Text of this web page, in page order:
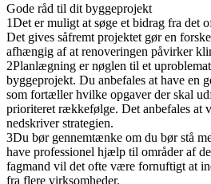
Gode råd til dit byggeprojekt
1Det er muligt at søge et bidrag fra det
Det gives såfremt projektet gør en
afhængig af at renoveringen påvirker
2Planlægning er nøglen til et
byggeprojekt. Du anbefales at have en
som fortæller hvilke opgaver der skal
prioriteret rækkefølge. Det anbefales at
nedskriver strategien.
3Du bør gennemtænke om du bør stå
have professionel hjælp til områder af
fagmand vil det ofte være fornuftigt at
fra flere virksomheder.